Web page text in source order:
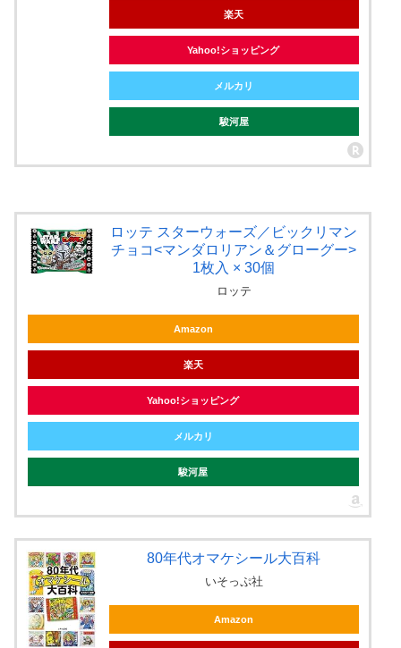
楽天
Yahoo!ショッピング
メルカリ
駿河屋
ロッテ スターウォーズ／ビックリマン
チョコ<マンダロリアン＆グローグー>
1枚入 × 30個
ロッテ
Amazon
楽天
Yahoo!ショッピング
メルカリ
駿河屋
80年代オマケシール大百科
いそっぷ社
Amazon